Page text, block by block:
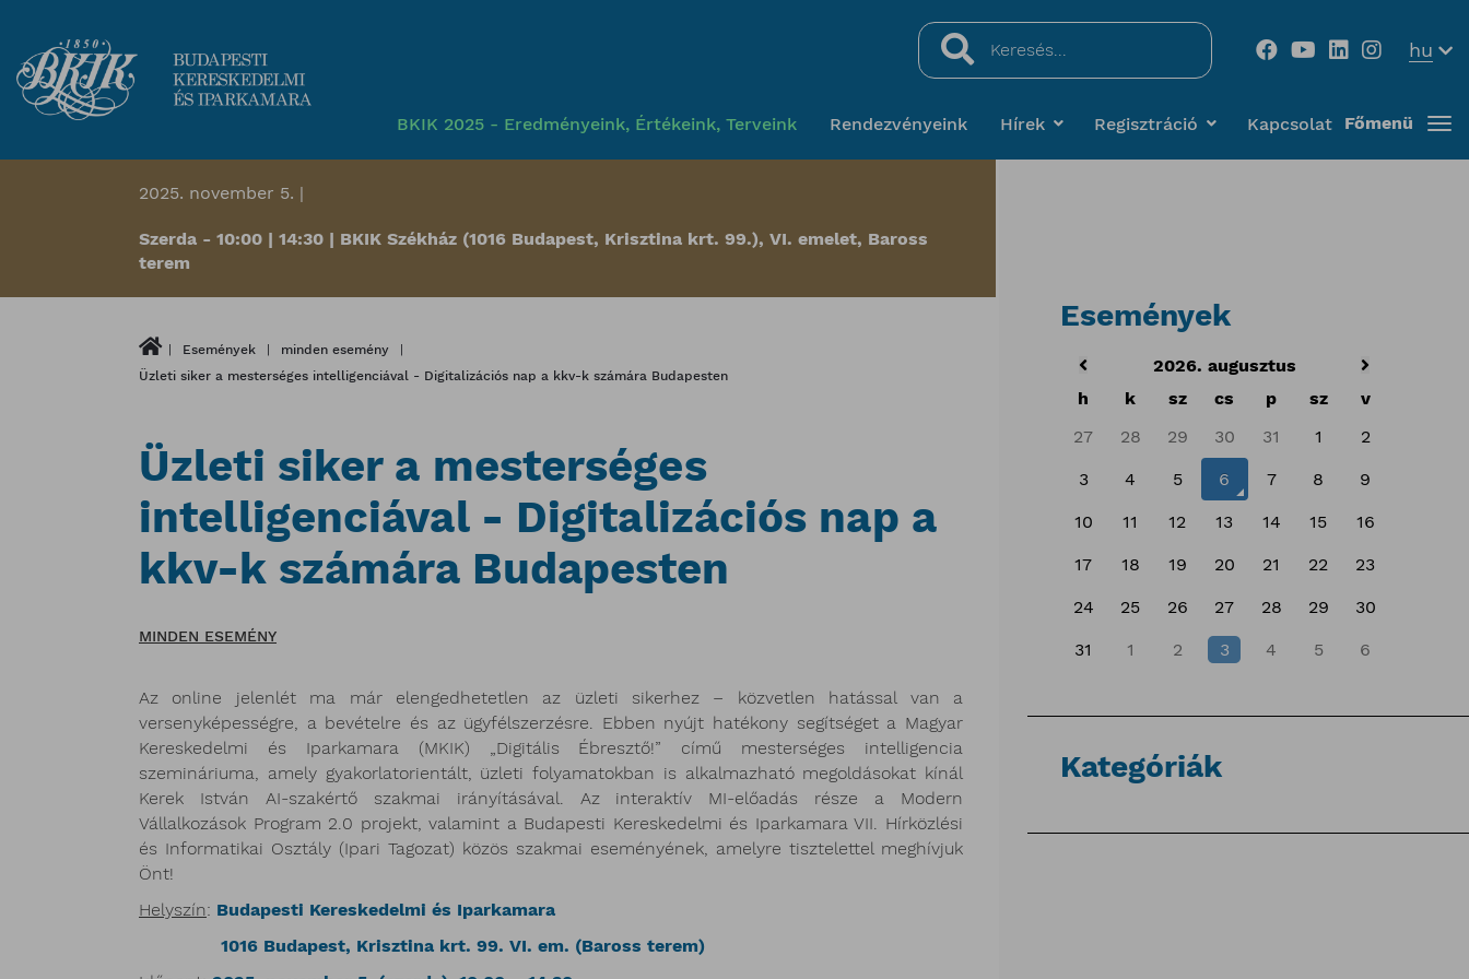
Keresés...
hu
BKIK 2025 - Eredményeink, Értékeink, Terveink Rendezvényeink Hírek Regisztráció Kapcsolat Főmenü
2025. november 5. |
Szerda - 10:00 | 14:30 | BKIK Székház (1016 Budapest, Krisztina krt. 99.), VI. emelet, Baross
terem
Események
minden esemény
Üzleti siker a mesterséges intelligenciával - Digitalizációs nap a kkv-k számára Budapesten
Üzleti siker a mesterséges
intelligenciával - Digitalizációs nap a
kkv-k számára Budapesten
MINDEN ESEMÉNY
Az online jelenlét ma már elengedhetetlen az üzleti sikerhez – közvetlen hatással van a
versenyképességre, a bevételre és az ügyfélszerzésre. Ebben nyújt hatékony segítséget a Magyar
Kereskedelmi és Iparkamara (MKIK) „Digitális Ébresztő!” című mesterséges intelligencia
szemináriuma, amely gyakorlatorientált, üzleti folyamatokban is alkalmazható megoldásokat kínál
Kerek István AI-szakértő szakmai irányításával. Az interaktív MI-előadás része a Modern
Vállalkozások Program 2.0 projekt, valamint a Budapesti Kereskedelmi és Iparkamara VII. Hírközlési
és Informatikai Osztály (Ipari Tagozat) közös szakmai eseményének, amelyre tisztelettel meghívjuk
Önt!
Helyszín: Budapesti Kereskedelmi és Iparkamara
1016 Budapest, Krisztina krt. 99. VI. em. (Baross terem)
Események
2026. augusztus
h
k sz cs p sz
v
27
28 29 30 31 1 2
3 4 5 6 7 8 9
10 11 12 13 14 15 16
17 18 19 20 21 22 23
24 25 26 27 28 29 30
31 1 2 3 4 5 6
Kategóriák